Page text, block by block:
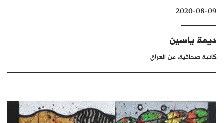
بالصورة
كتّابنا
2020-08-09
ديمة ياسين
كاتبة صحافية، من العراق